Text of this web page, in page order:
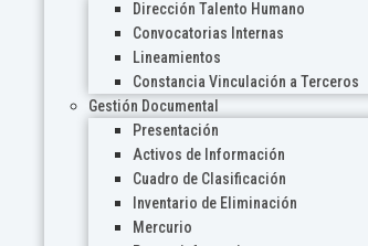
Dirección Talento Humano
Convocatorias Internas
Lineamientos
Constancia Vinculación a Terceros
Gestión Documental
Presentación
Activos de Información
Cuadro de Clasificación
Inventario de Eliminación
Mercurio